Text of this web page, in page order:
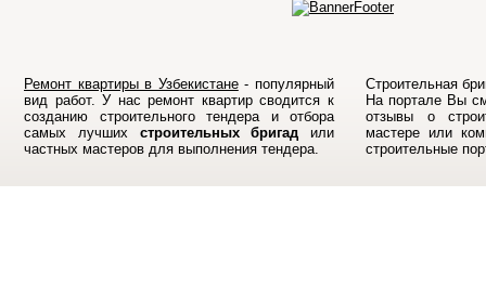
Ремонт квартиры в Узбекистане- популярный
вид работ. У нас ремонт квартир сводится к
созданию строительного тендера и отбора
самых лучших строительных бригад или
частных мастеров для выполнения тендера.
Строительная
На порталe Вы
отзывы о
мастере или
строительные